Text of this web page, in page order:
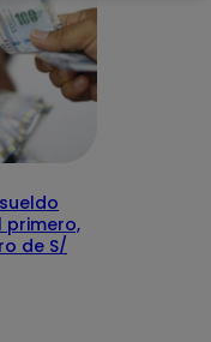
primero,
de S/